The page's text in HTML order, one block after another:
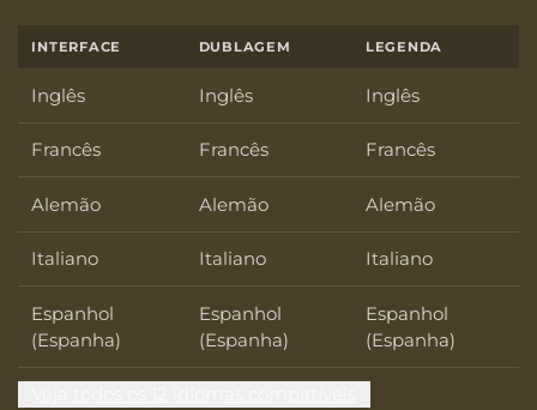
INTERFACE DUBLAGEM LEGENDA
Inglês Inglês Inglês
Francês Francês Francês
Alemão Alemão Alemão
Italiano Italiano Italiano
Espanhol
(Espanha)
Espanhol
(Espanha)
Espanhol
(Espanha)